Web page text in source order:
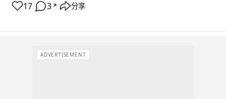
17 3 ↗ 分享
ADVERTISEMENT